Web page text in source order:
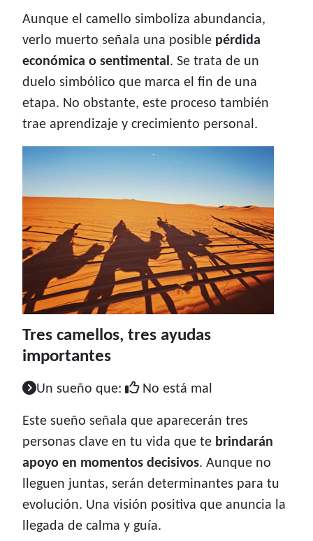
Aunque el camello simboliza abundancia,
verlo muerto señala una posible pérdida
económica o sentimental. Se trata de un
duelo simbólico que marca el fin de una
etapa. No obstante, este proceso también
trae aprendizaje y crecimiento personal.
Tres camellos, tres ayudas
importantes
Un sueño que: No está mal
Este sueño señala que aparecerán tres
personas clave en tu vida que te brindarán
apoyo en momentos decisivos. Aunque no
lleguen juntas, serán determinantes para tu
evolución. Una visión positiva que anuncia la
llegada de calma y guía.